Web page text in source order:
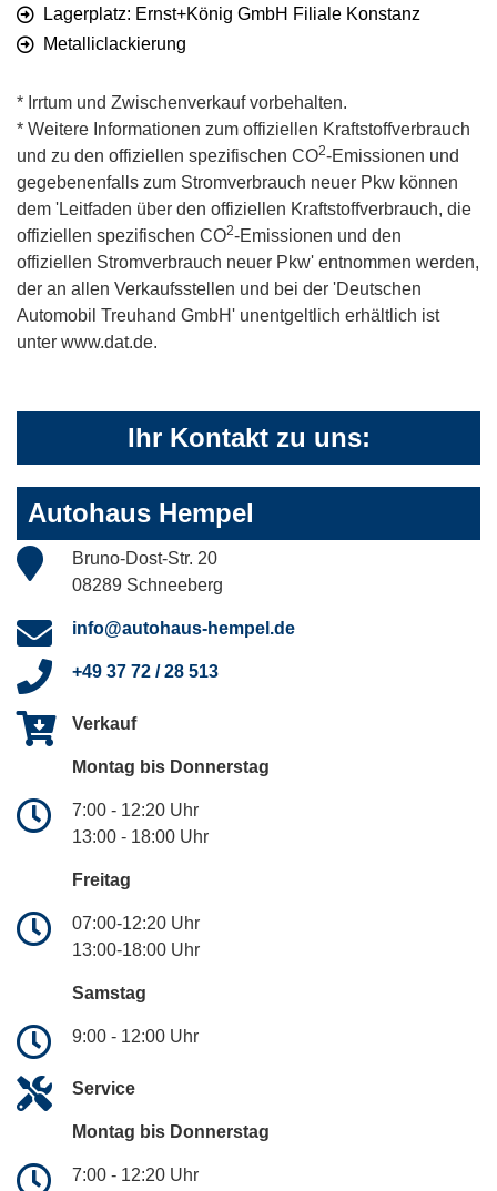
Lagerplatz: Ernst+König GmbH Filiale Konstanz
Metalliclackierung
* Irrtum und Zwischenverkauf vorbehalten.
* Weitere Informationen zum offiziellen Kraftstoffverbrauch
und zu den offiziellen spezifischen CO2-Emissionen und
gegebenenfalls zum Stromverbrauch neuer Pkw können
dem 'Leitfaden über den offiziellen Kraftstoffverbrauch, die
offiziellen spezifischen CO2-Emissionen und den
offiziellen Stromverbrauch neuer Pkw' entnommen werden,
der an allen Verkaufsstellen und bei der 'Deutschen
Automobil Treuhand GmbH' unentgeltlich erhältlich ist
unter www.dat.de.
Ihr Kontakt zu uns:
Autohaus Hempel
Bruno-Dost-Str. 20
08289 Schneeberg
info@autohaus-hempel.de
+49 37 72 / 28 513
Verkauf
Montag bis Donnerstag
7:00 - 12:20 Uhr
13:00 - 18:00 Uhr
Freitag
07:00-12:20 Uhr
13:00-18:00 Uhr
Samstag
9:00 - 12:00 Uhr
Service
Montag bis Donnerstag
7:00 - 12:20 Uhr